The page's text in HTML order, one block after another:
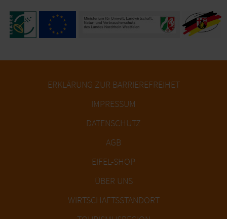
ERKLÄRUNG ZUR BARRIEREFREIHET
IMPRESSUM
DATENSCHUTZ
AGB
EIFEL-SHOP
ÜBER UNS
WIRTSCHAFTSSTANDORT